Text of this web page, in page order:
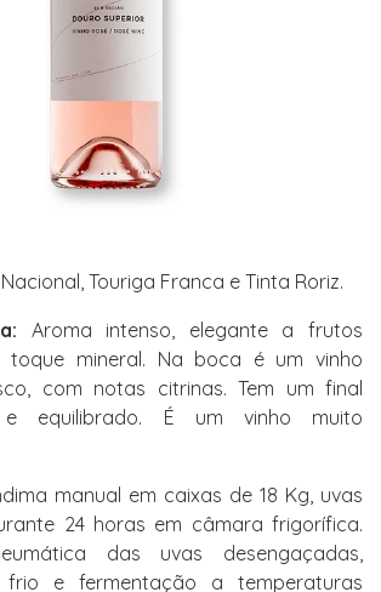
Touriga Franca e Tinta Roriz.
Aroma intenso, elegante a frutos
toque mineral. Na boca é um vinho
com notas citrinas. Tem um final
equilibrado. É um vinho muito
manual em caixas de 18 Kg, uvas
24 horas em câmara frigorífica.
das uvas desengaçadas,
e fermentação a temperaturas